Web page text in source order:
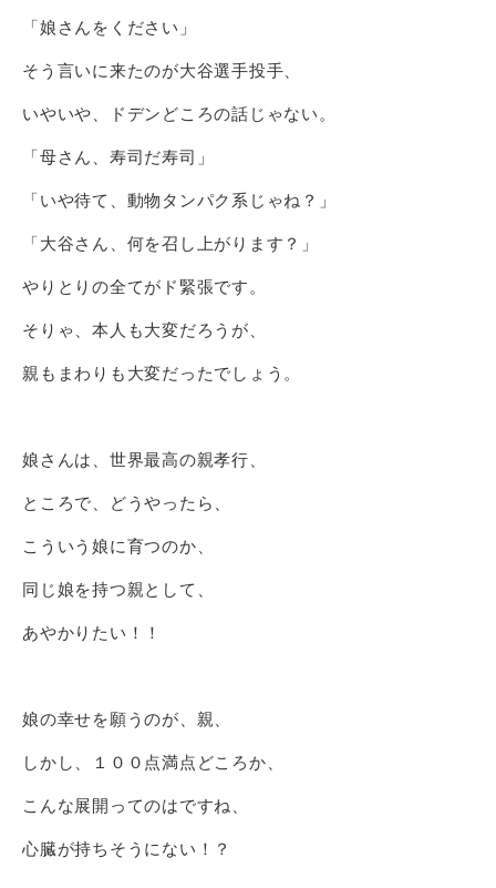
「娘さんをください」
そう言いに来たのが大谷選手投手、
いやいや、ドデンどころの話じゃない。
「母さん、寿司だ寿司」
「いや待て、動物タンパク系じゃね？」
「大谷さん、何を召し上がります？」
やりとりの全てがド緊張です。
そりゃ、本人も大変だろうが、
親もまわりも大変だったでしょう。
娘さんは、世界最高の親孝行、
ところで、どうやったら、
こういう娘に育つのか、
同じ娘を持つ親として、
あやかりたい！！
娘の幸せを願うのが、親、
しかし、１００点満点どころか、
こんな展開ってのはですね、
心臓が持ちそうにない！？